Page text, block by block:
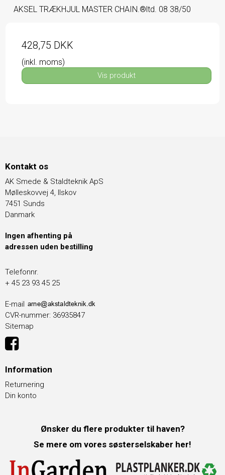
AKSEL TRÆKHJUL MASTER CHAIN.®ltd. 08 38/50
428,75 DKK
(inkl. moms)
Vis produkt
Kontakt os
AK Smede & Staldteknik ApS
Mølleskovvej 4, Ilskov
7451 Sunds
Danmark
Ingen afhenting på
adressen uden bestilling
Telefonnr.
+ 45 23 93 45 25
E-mail
CVR-nummer: 36935847
Sitemap
Information
Returnering
Din konto
Ønsker du flere produkter til haven?
Se mere om vores søsterselskaber her!